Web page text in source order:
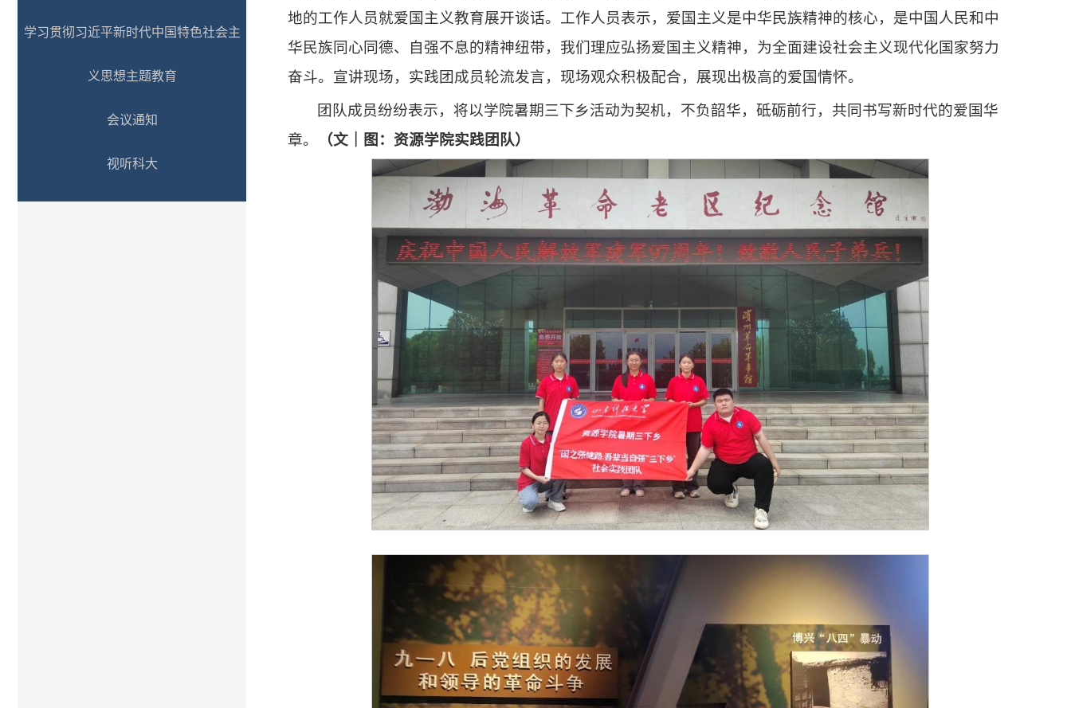
学习贯彻习近平新时代中国特色社会主
义思想主题教育
会议通知
视听科大
地的工作人员就爱国主义教育展开谈话。工作人员表示，爱国主义是中华民族精神的核心，是中国人民和中
华民族同心同德、自强不息的精神纽带，我们理应弘扬爱国主义精神，为全面建设社会主义现代化国家努力
奋斗。宣讲现场，实践团成员轮流发言，现场观众积极配合，展现出极高的爱国情怀。
团队成员纷纷表示，将以学院暑期三下乡活动为契机，不负韶华，砥砺前行，共同书写新时代的爱国华
章。
（文｜图：资源学院实践团队）